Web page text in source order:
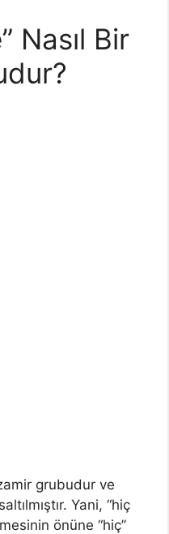
Nasıl Bir
grubudur ve
Yani, “hiç
önüne “hiç”